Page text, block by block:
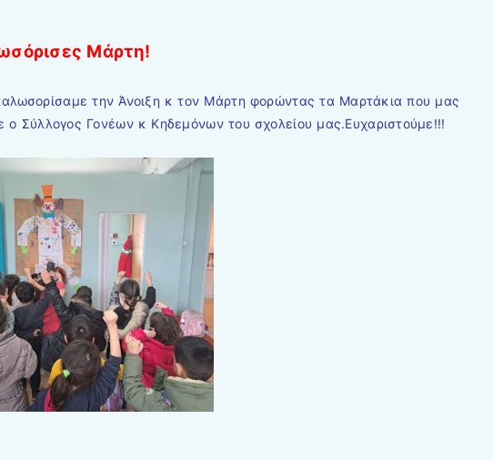
Μάρτη!
την Άνοιξη κ τον Μάρτη φορώντας τα Μαρτάκια που μας
ο Σύλλογος Γονέων κ Κηδεμόνων του σχολείου μας.Ευχαριστούμε!!!